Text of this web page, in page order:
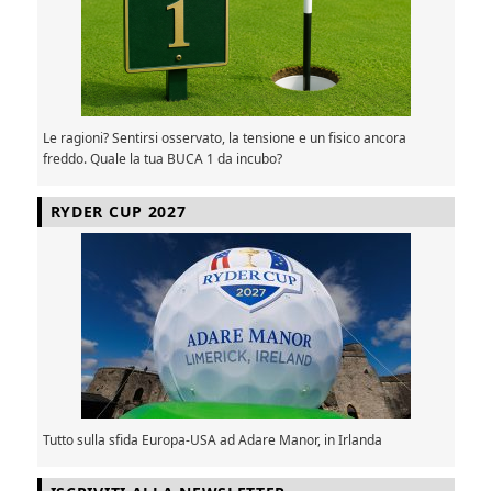
Le ragioni? Sentirsi osservato, la tensione e un fisico ancora
freddo. Quale la tua BUCA 1 da incubo?
RYDER CUP 2027
Tutto sulla sfida Europa-USA ad Adare Manor, in Irlanda